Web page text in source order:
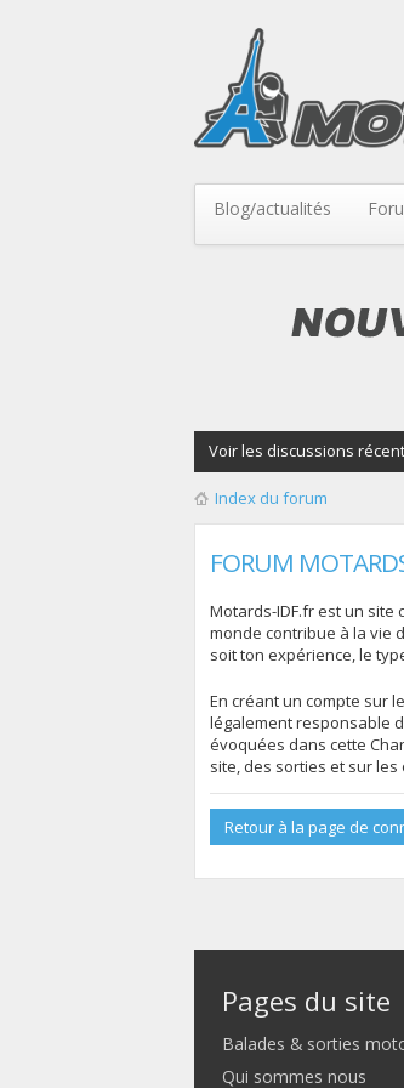
Blog/actualités
Voir les discussions
Index du forum
FORUM
Motards-IDF.fr est un site
monde contribue à la vie
soit ton expérience, le
En créant un compte sur
légalement responsable
évoquées dans cette
site, des sorties et sur
Retour à la page de
Pages du site
Balades & sorties
Qui sommes nous